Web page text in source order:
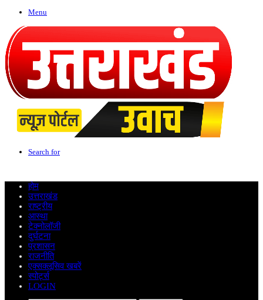
Menu
Search for
होम
उत्तराखंड
राष्ट्रीय
आस्था
टेक्नोलॉजी
दुर्घटना
प्रशासन
राजनीति
एक्सक्लूसिव खबरें
स्पोर्ट्स
LOGIN